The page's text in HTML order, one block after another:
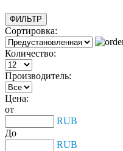
ФИЛЬТР
Сортировка:
Количество:
Производитель:
Цена:
от
RUB
До
RUB